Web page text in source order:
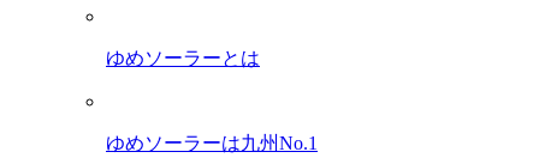
ゆめソーラーとは
ゆめソーラーは九州No.1